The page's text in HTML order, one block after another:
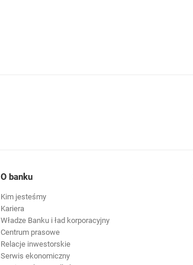
O banku
Kim jesteśmy
Kariera
Władze Banku i ład korporacyjny
Centrum prasowe
Relacje inwestorskie
Serwis ekonomiczny